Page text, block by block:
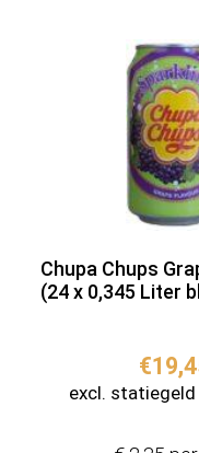
Chupa Chups
(24 x 0,345 Liter
€
excl. statiegeld